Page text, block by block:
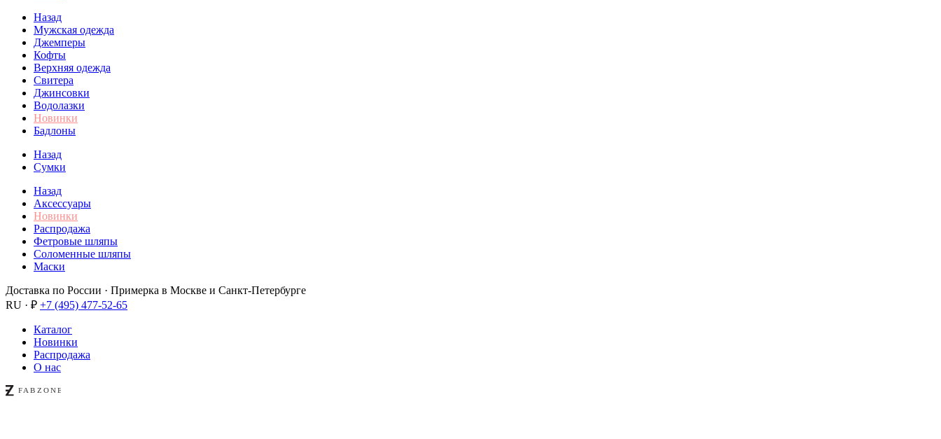
Назад
Мужская одежда
Джемперы
Кофты
Верхняя одежда
Свитера
Джинсовки
Водолазки
Новинки
Бадлоны
Назад
Сумки
Назад
Аксессуары
Новинки
Распродажа
Фетровые шляпы
Соломенные шляпы
Маски
Доставка по России · Примерка в Москве и Санкт-Петербурге
RU · ₽ +7 (495) 477-52-65
Каталог
Новинки
Распродажа
О нас